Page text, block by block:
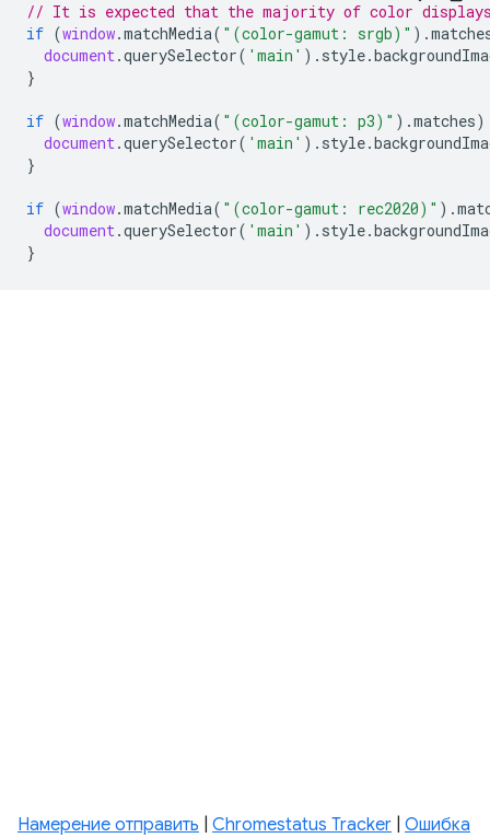
// It is expected that the majority of color
if (window.matchMedia( "(color-gamut: srgb)" ).
document.querySelector( 'main' ). style.
}
if (window.matchMedia( "(color-gamut: p3)" ).matches)
document.querySelector( 'main' ). style.
}
if (window.matchMedia( "(color-gamut: rec2020)" ).
document.querySelector( 'main' ). style.
}
Намерение отправить Chromestatus Tracker Ошибка